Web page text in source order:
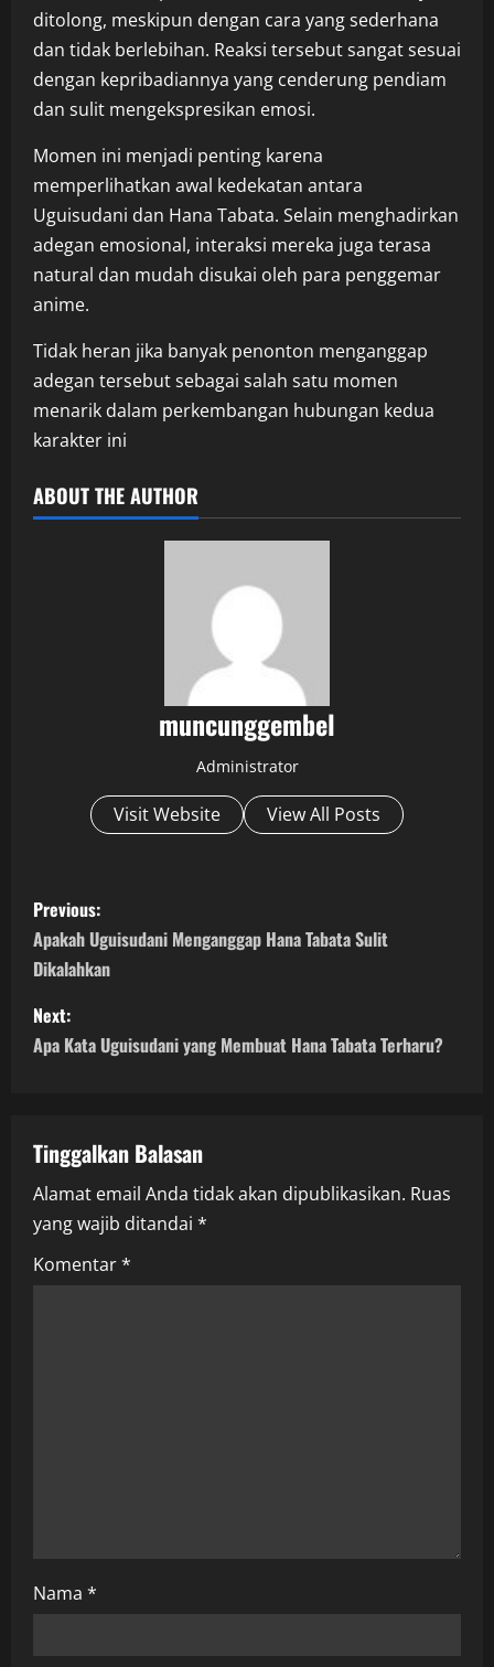
ditolong, meskipun dengan cara yang sederhana
dan tidak berlebihan. Reaksi tersebut sangat sesuai
dengan kepribadiannya yang cenderung pendiam
dan sulit mengekspresikan emosi.
Momen ini menjadi penting karena
memperlihatkan awal kedekatan antara
Uguisudani dan Hana Tabata. Selain menghadirkan
adegan emosional, interaksi mereka juga terasa
natural dan mudah disukai oleh para penggemar
anime.
Tidak heran jika banyak penonton menganggap
adegan tersebut sebagai salah satu momen
menarik dalam perkembangan hubungan kedua
karakter ini
ABOUT THE AUTHOR
muncunggembel
Administrator
Visit Website View All Posts
P
o
s
t
a
v
i
g
Previous:
Apakah Uguisudani Menganggap Hana Tabata Sulit
Dikalahkan
Next:
Apa Kata Uguisudani yang Membuat Hana Tabata Terharu?
Tinggalkan Balasan
Alamat email Anda tidak akan dipublikasikan. Ruas
yang wajib ditandai *
Komentar*
Nama *